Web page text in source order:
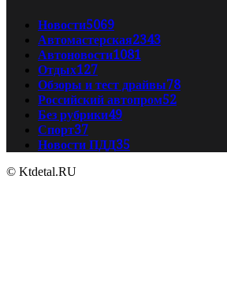
Новости5069
Автомастерская2343
Автоновости1081
Отдых127
Обзоры и тест драйвы78
Российский автопром52
Без рубрики49
Спорт37
Новости ПДД35
© Ktdetal.RU